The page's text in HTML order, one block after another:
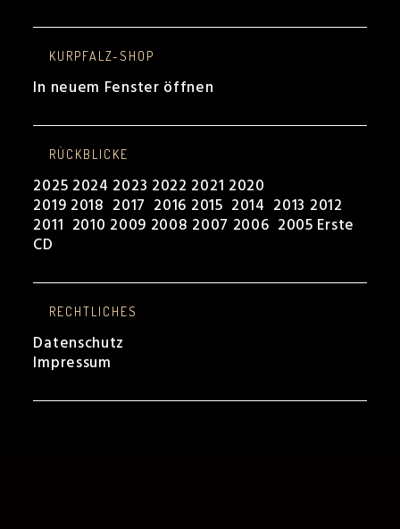
KURPFALZ-SHOP
In neuem Fenster öffnen
RÜCKBLICKE
2025 2024 2023 2022 2021 2020
2019 2018 2017 2016 2015 2014 2013 2012
2011 2010 2009 2008 2007 2006 2005 Erste
CD
RECHTLICHES
Datenschutz
Impressum